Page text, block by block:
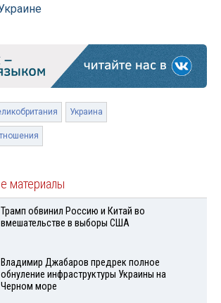
Украина
материалы
Трамп обвинил Россию и Китай во
вмешательстве в выборы США
Владимир Джабаров предрек полное
обнуление инфраструктуры Украины на
Черном море